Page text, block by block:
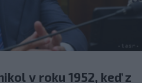
v roku 1952, keď z